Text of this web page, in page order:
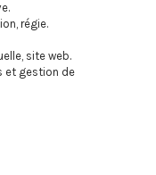
régie.
site web.
et gestion de